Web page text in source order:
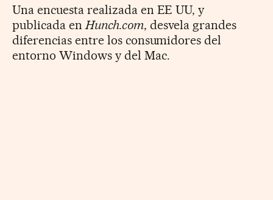
Una encuesta realizada en EE UU, y
publicada enHunch.com, desvela grandes
diferencias entre los consumidores del
entorno Windows y del Mac.